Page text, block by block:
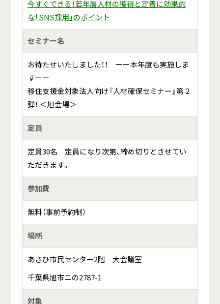
今すぐできる！若年層人材の獲得と定着に効果的
な「SNS採用」のポイント
セミナー名
お待たせいたしました！！ ーー本年度も実施しま
すーー
移住支援金対象法人向け『人材確保セミナー』第２
弾！ ＜旭会場＞
定員
定員30名 定員になり次第、締め切りとさせてい
ただきます。
参加費
無料（事前予約制）
場所
あさひ市民センター2階 大会議室
千葉県旭市ニの2787-1
対象